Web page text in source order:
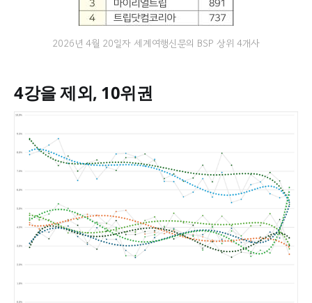
2026년 4월 20일자 세계여행신문의 BSP 상위 4개사
4강을 제외, 10위권